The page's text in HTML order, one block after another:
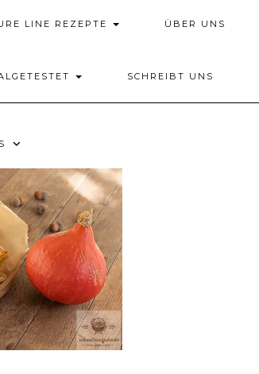
LINE REZEPTE ÜBER UNS
SCHREIBT UNS